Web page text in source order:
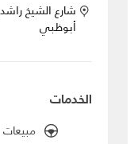
أبوظبي
الخدمات
مبيعات